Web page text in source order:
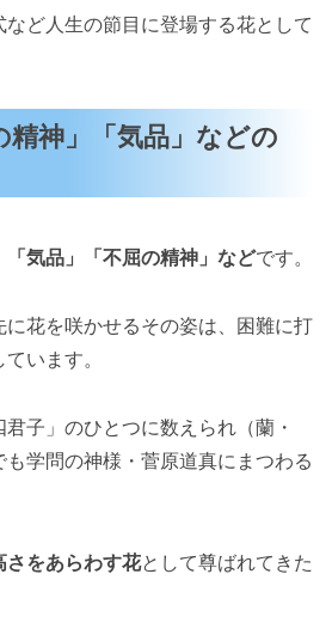
など人生の節目に登場する花として
精神」「気品」などの
気品」「不屈の精神」などです。
花を咲かせるその姿は、困難に打
います。
子」のひとつに数えられ（蘭・
学問の神様・菅原道真にまつわる
さをあらわす花として尊ばれてきた